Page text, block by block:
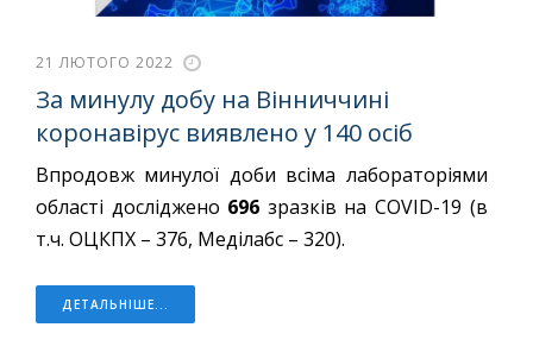
21 ЛЮТОГО 2022
За минулу добу на Вінниччині
коронавірус виявлено у 140 осіб
Впродовж минулої доби всіма лабораторіями
області досліджено 696 зразків на COVID-19 (в
т.ч. ОЦКПХ – 376, Меділабс – 320).
ДЕТАЛЬНІШЕ...